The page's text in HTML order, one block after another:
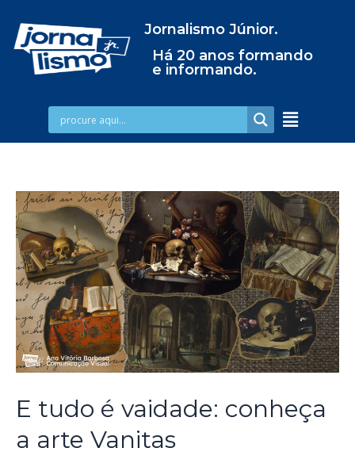
Jornalismo Júnior.
Há 20 anos formando
e informando.
E tudo é vaidade: conheça
a arte Vanitas